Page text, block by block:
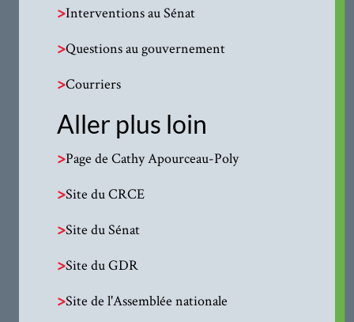
>Interventions au Sénat
>Questions au gouvernement
>Courriers
Aller plus loin
>Page de Cathy Apourceau-Poly
>Site du CRCE
>Site du Sénat
>Site du GDR
>Site de l'Assemblée nationale